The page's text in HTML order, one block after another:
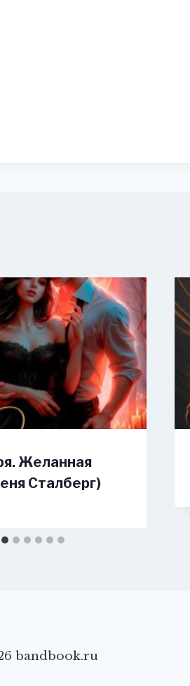
Желанная
Сталберг)
bandbook.ru